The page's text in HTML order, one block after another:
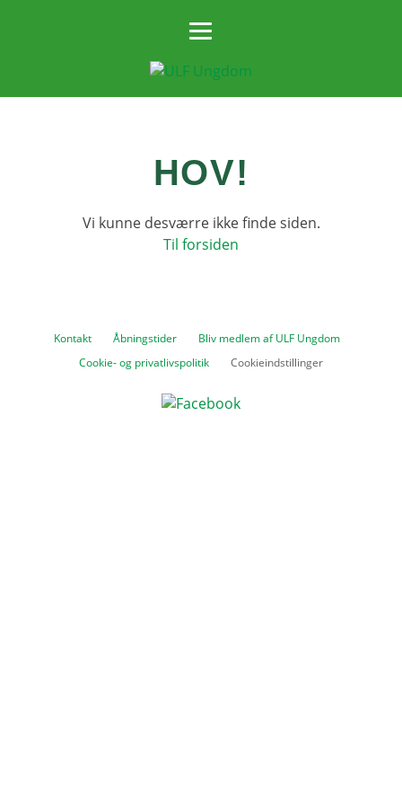
HOV!
Vi kunne desværre ikke finde siden.
Til forsiden
Kontakt Åbningstider
Bliv medlem af ULF Ungdom
Cookie- og privatlivspolitik
Cookieindstillinger